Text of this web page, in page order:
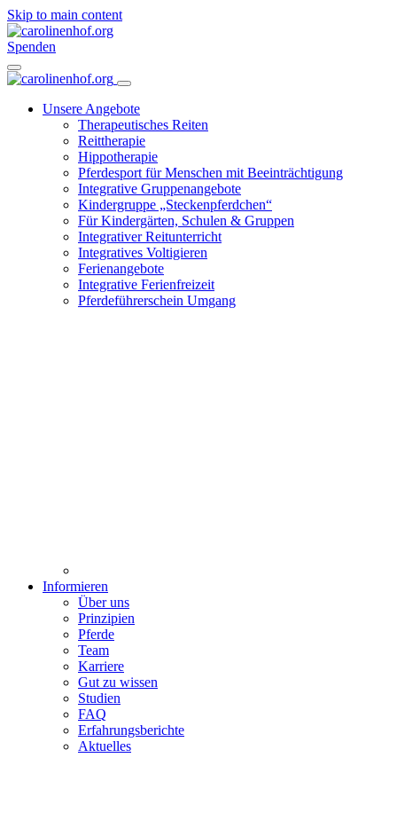
Skip to main content
Spenden
Unsere Angebote
Therapeutisches Reiten
Reittherapie
Hippotherapie
Pferdesport für Menschen mit Beeinträchtigung
Integrative Gruppenangebote
Kindergruppe „Steckenpferdchen“
Für Kindergärten, Schulen & Gruppen
Integrativer Reitunterricht
Integratives Voltigieren
Ferienangebote
Integrative Ferienfreizeit
Pferdeführerschein Umgang
Informieren
Über uns
Prinzipien
Pferde
Team
Karriere
Gut zu wissen
Studien
FAQ
Erfahrungsberichte
Aktuelles